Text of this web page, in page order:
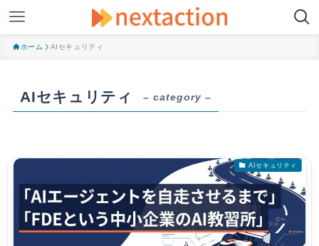
ホーム AIセキュリティ
AIセキュリティ – category –
AIセキュリティ